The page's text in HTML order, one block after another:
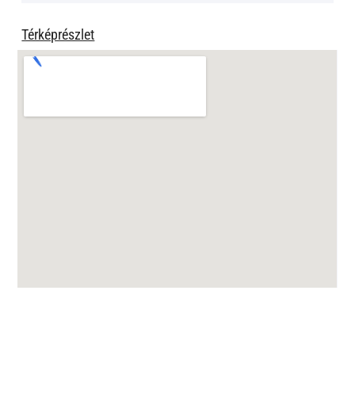
Térképrészlet